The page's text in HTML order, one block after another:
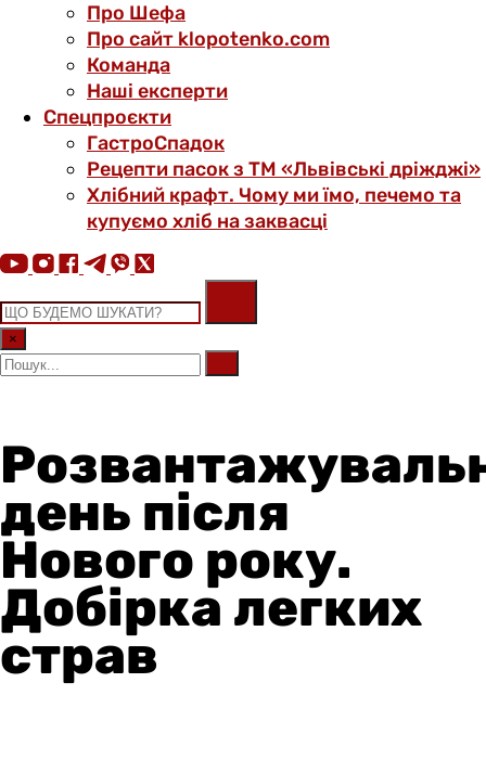
Про Шефа
Про сайт klopotenko.com
Команда
Наші експерти
Спецпроєкти
ГастроСпадок
Рецепти пасок з ТМ «Львівські дріжджі»
Хлібний крафт. Чому ми їмо, печемо та
купуємо хліб на заквасці
×
день після
Нового року.
Добірка легких
страв